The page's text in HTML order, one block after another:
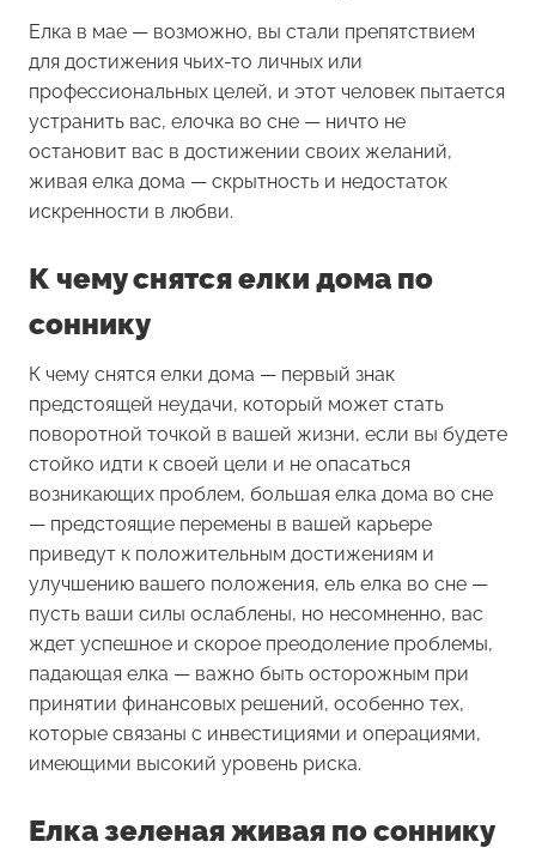
Елка в мае — возможно, вы стали препятствием
для достижения чьих-то личных или
профессиональных целей, и этот человек пытается
устранить вас, елочка во сне — ничто не
остановит вас в достижении своих желаний,
живая елка дома — скрытность и недостаток
искренности в любви.
К чему снятся елки дома по
соннику
К чему снятся елки дома — первый знак
предстоящей неудачи, который может стать
поворотной точкой в вашей жизни, если вы будете
стойко идти к своей цели и не опасаться
возникающих проблем, большая елка дома во сне
— предстоящие перемены в вашей карьере
приведут к положительным достижениям и
улучшению вашего положения, ель елка во сне —
пусть ваши силы ослаблены, но несомненно, вас
ждет успешное и скорое преодоление проблемы,
падающая елка — важно быть осторожным при
принятии финансовых решений, особенно тех,
которые связаны с инвестициями и операциями,
имеющими высокий уровень риска.
Елка зеленая живая по соннику